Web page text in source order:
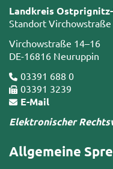
Landkreis
Standort
Virchowstraße 14–16
DE-16816 Neuruppin
03391 688 0
03391 3239
E-Mail
Elektronischer
Allgemeine